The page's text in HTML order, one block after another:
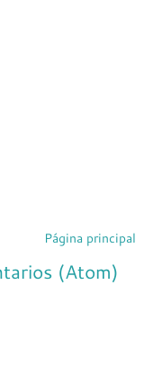
Página principal
(Atom)